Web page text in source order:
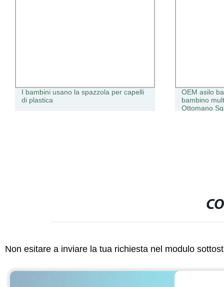
I bambini usano la spazzola per capelli
di plastica
OEM asilo
bambino
Ottomano
Non esitare a inviare la tua richiesta nel modulo